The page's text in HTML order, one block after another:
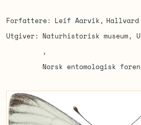
Forfattere Leif Aarvik
Hallvard
Utgiver
Naturhistorisk
Norsk entomologisk